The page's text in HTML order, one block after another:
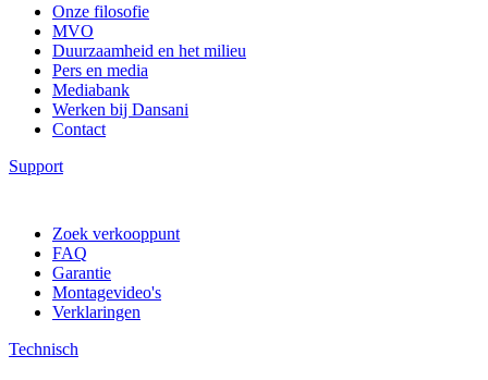
Onze filosofie
MVO
Duurzaamheid en het milieu
Pers en media
Mediabank
Werken bij Dansani
Contact
Support
Zoek verkooppunt
FAQ
Garantie
Montagevideo's
Verklaringen
Technisch